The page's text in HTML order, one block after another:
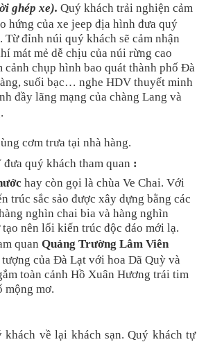
ghép xe). Quý khách trải nghiện cảm
hứng của xe jeep địa hình đưa quý
Từ đỉnh núi quý khách sẽ cảm nhận
mát mẻ dễ chịu của núi rừng cao
cảnh chụp hình bao quát thành phố Đà
suối bạc… nghe HDV thuyết minh
đầy lãng mạng của chàng Lang và
cơm trưa tại nhà hàng.
quý khách tham quan :
hay còn gọi là chùa Ve Chai. Với
trúc sắc sảo được xây dựng bằng các
nghìn chai bia và hàng nghìn
tạo nên lối kiến trúc độc đáo mới lạ.
quan Quảng Trường Lâm Viên
của Đà Lạt với hoa Dã Quỳ và
toàn cảnh Hồ Xuân Hương trái tim
mộng mơ.
khách về lại khách sạn. Quý khách tự